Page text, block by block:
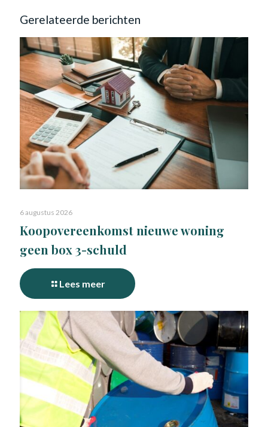
Gerelateerde berichten
6 augustus 2026
Koopovereenkomst nieuwe woning
geen box 3-schuld
Lees meer